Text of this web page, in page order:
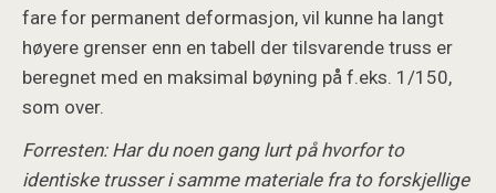
fare for permanent deformasjon, vil kunne ha langt
høyere grenser enn en tabell der tilsvarende truss er
beregnet med en maksimal bøyning på f.eks. 1/150,
som over.
Forresten: Har du noen gang lurt på hvorfor to
identiske trusser i samme materiale fra to forskjellige